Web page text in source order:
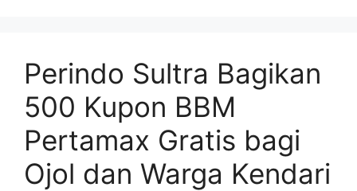
Perindo Sultra Bagikan
500 Kupon BBM
Pertamax Gratis bagi
Ojol dan Warga Kendari